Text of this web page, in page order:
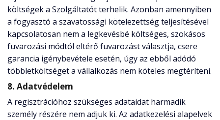
költségek a Szolgáltatót terhelik. Azonban amennyiben
a fogyasztó a szavatossági kötelezettség teljesítésével
kapcsolatosan nem a legkevésbé költséges, szokásos
fuvarozási módtól eltérő fuvarozást választja, csere
garancia igénybevétele esetén, úgy az ebből adódó
többletköltséget a vállalkozás nem köteles megtéríteni.
8. Adatvédelem
A regisztrációhoz szükséges adataidat harmadik
személy részére nem adjuk ki. Az adatkezelési alapelvek